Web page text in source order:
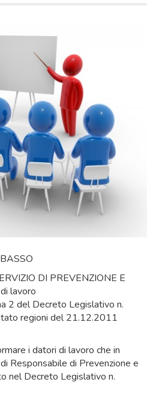
DI PREVENZIONE E
lavoro
2 del Decreto Legislativo n.
regioni del 21.12.2011
i datori di lavoro che in
Responsabile di Prevenzione e
nel Decreto Legislativo n.